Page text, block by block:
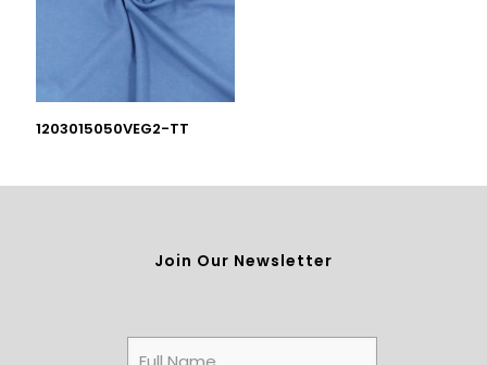
1203015050VEG2-TT
Join Our Newsletter